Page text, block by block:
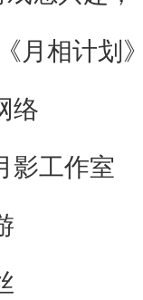
月相计划
络
影工作室